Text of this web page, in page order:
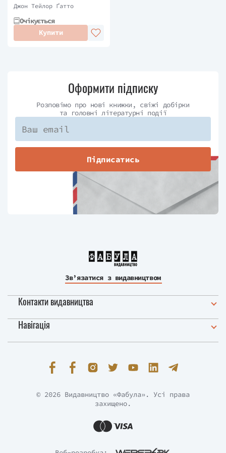
Джон Тейлор Ґатто
Очікується
Купити
Оформити підписку
Розповімо про нові книжки, свіжі добірки
та головні літературні події
Підписатись
Зв’язатися з видавництвом
Контакти видавництва
Навігація
© 2026 Видавництво «Фабула». Усі права
захищено.